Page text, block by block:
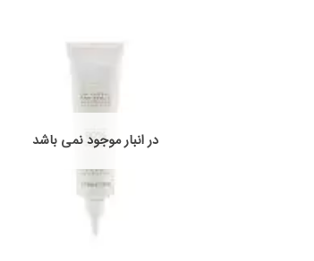
در انبار موجود نمی باشد